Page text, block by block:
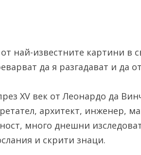
най-известните картини в
да я разгадават и да
XV век от Леонардо да
архитект, инженер,
много днешни
и скрити знаци.